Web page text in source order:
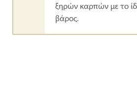
ξηρών καρπών με το
βάρος.